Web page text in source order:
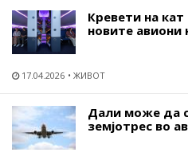
Кревети на кат
новите авиони
17.04.2026 ЖИВОТ
Дали може да
земјотрес во